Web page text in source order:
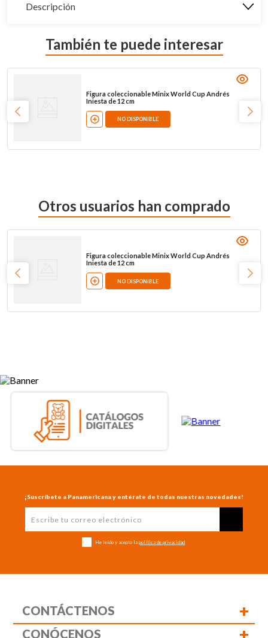
Descripción
También te puede interesar
Figura coleccionable Minix World Cup Andrés
Iniesta de 12 cm
NO DISPONIBLE
Otros usuarios han comprado
Figura coleccionable Minix World Cup Andrés
Iniesta de 12 cm
NO DISPONIBLE
¡Suscríbete a Panamericana y entérate de todas nuestras novedades!
He leído y acepto la política de privacidad
CONTÁCTENOS +
CONÓCENOS